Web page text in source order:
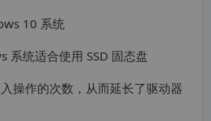
10 系统
系统适合使用 SSD 固态盘
操作的次数，从而延长了驱动器